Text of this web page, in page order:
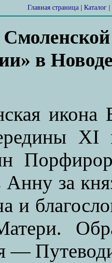
Главная страница Каталог
в
икона
XI
за
и
—